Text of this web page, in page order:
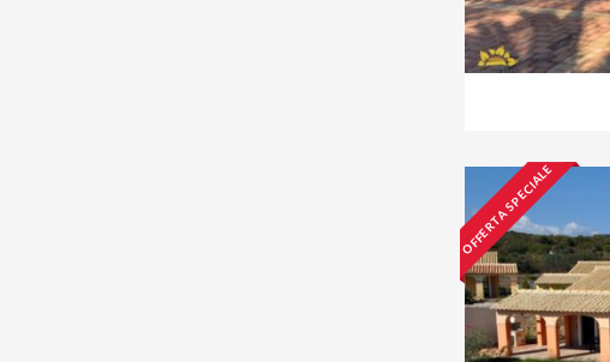
OFFERTA SPECIALE